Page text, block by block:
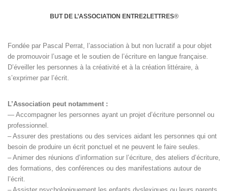
BUT DE L’ASSOCIATION ENTRE2LETTRES®
Fondée par Pascal Perrat, l’association à but non lucratif a pour objet
de promouvoir l’usage et le soutien de l’écriture en langue française.
D’éveiller les personnes à la créativité et à la création littéraire, à
s’exprimer par l’écrit.
L’Association peut notamment :
— Accompagner les personnes ayant un projet d’écriture personnel ou
professionnel.
– Assurer des prestations ou des services aidant les personnes qui ont
besoin de produire un écrit ponctuel et ne peuvent le faire seules.
– Animer des réunions d’information sur l’écriture, des ateliers d’écriture,
des formations, des conférences ou des manifestations autour de
l’écrit.